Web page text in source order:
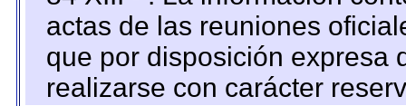
actas de las reuniones
que por disposición expresa
realizarse con carácter